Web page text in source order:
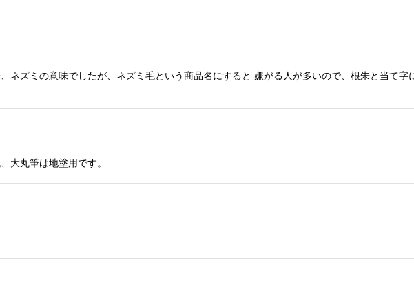
ネズミの意味でしたが、ネズミ毛という商品名にすると 嫌がる人が多いので、根朱と当て
大丸筆は地塗用です。